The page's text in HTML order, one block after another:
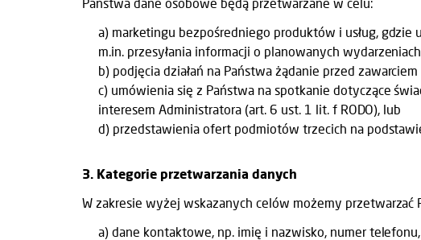
a) marketingu bezpośredniego produktów i usług,
m.in. przesyłania informacji o planowanych
b) podjęcia działań na Państwa żądanie przed
c) umówienia się z Państwa na spotkanie dotyczące
interesem Administratora (art. 6 ust. 1 lit. f RODO), lub
d) przedstawienia ofert podmiotów trzecich na
3. Kategorie przetwarzania danych
W zakresie wyżej wskazanych celów możemy przetwarzać
a) dane kontaktowe, np. imię i nazwisko, numer